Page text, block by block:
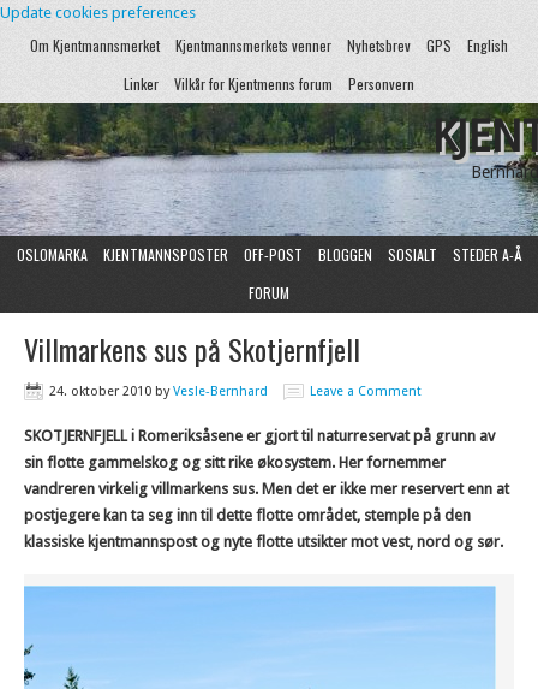
Update cookies preferences
Om Kjentmannsmerket Kjentmannsmerkets venner Nyhetsbrev GPS
English
Linker
Vilkår for Kjentmenns forum Personvern
OSLOMARKA KJENTMANNSPOSTER OFF-POST BLOGGEN SOSIALT
STEDER A-Å
FORUM
Villmarkens sus på Skotjernfjell
24. oktober 2010 byVesle-Bernhard Leave a Comment
SKOTJERNFJELL i Romeriksåsene er gjort til naturreservat på grunn av
sin flotte gammelskog og sitt rike økosystem. Her fornemmer
vandreren virkelig villmarkens sus. Men det er ikke mer reservert enn at
postjegere kan ta seg inn til dette flotte området, stemple på den
klassiske kjentmannspost og nyte flotte utsikter mot vest, nord og sør.